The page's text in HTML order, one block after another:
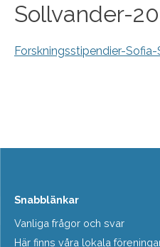
Sollvander-
Forskningsstipendier-
Snabblänkar
Vanliga frågor och svar
Här finns våra lokala